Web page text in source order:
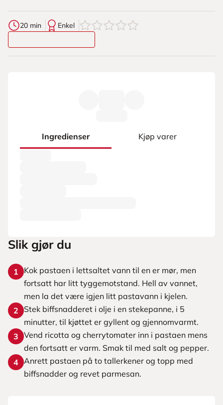
20 min Enkel 0av5stjerner
Ingredienser Kjøp varer
Slik gjør du
1
Kok pastaen i lettsaltet vann til en er mør, men
fortsatt har litt tyggemotstand. Hell av vannet,
men la det være igjen litt pastavann i kjelen.
2
Stek biffsnadderet i olje i en stekepanne, i 5
minutter, til kjøttet er gyllent og gjennomvarmt.
3 Vend ricotta og cherrytomater inn i pastaen mens
den fortsatt er varm. Smak til med salt og pepper.
4 Anrett pastaen på to tallerkener og topp med
biffsnadder og revet parmesan.